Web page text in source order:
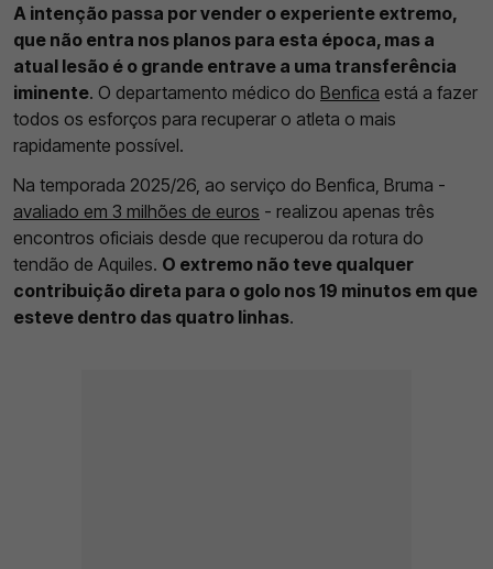
A intenção passa por vender o experiente extremo,
que não entra nos planos para esta época, mas a
atual lesão é o grande entrave a uma transferência
iminente. O departamento médico do Benfica está a fazer
todos os esforços para recuperar o atleta o mais
rapidamente possível.
Na temporada 2025/26, ao serviço do Benfica, Bruma -
avaliado em 3 milhões de euros - realizou apenas três
encontros oficiais desde que recuperou da rotura do
tendão de Aquiles. O extremo não teve qualquer
contribuição direta para o golo nos 19 minutos em que
esteve dentro das quatro linhas.